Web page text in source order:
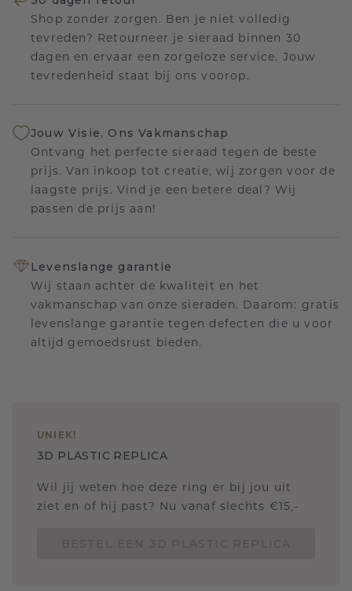
Shop zonder zorgen. Ben je niet volledig
tevreden? Retourneer je sieraad binnen 30
dagen en ervaar een zorgeloze service. Jouw
tevredenheid staat bij ons voorop.
Jouw Visie, Ons Vakmanschap
Ontvang het perfecte sieraad tegen de beste
prijs. Van inkoop tot creatie, wij zorgen voor de
laagste prijs. Vind je een betere deal? Wij
passen de prijs aan!
Levenslange garantie
Wij staan achter de kwaliteit en het
vakmanschap van onze sieraden. Daarom: gratis
levenslange garantie tegen defecten die u voor
altijd gemoedsrust bieden.
UNIEK!
3D PLASTIC REPLICA
Wil jij weten hoe deze ring er bij jou uit
ziet en of hij past? Nu vanaf slechts €15,-